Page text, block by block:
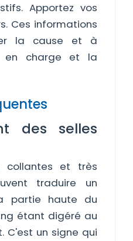
Apportez vos
Ces informations
la cause et à
en charge et la
des selles
collantes et très
traduire un
partie haute du
étant digéré au
C'est un signe qui